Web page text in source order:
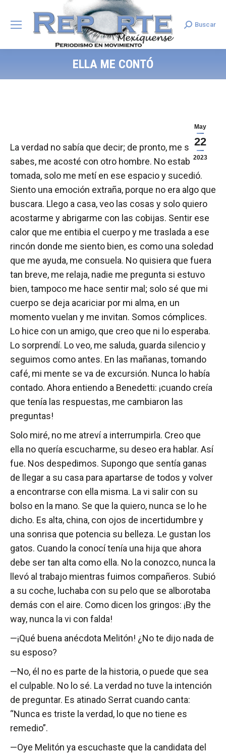
Search:
Buscar
ELLA ME CONTÓ
May
22
2023
La verdad no sabía que decir; de pronto, me soltó:
sabes, me acosté con otro hombre. No estaba
tomada, solo me metí en ese espacio y sucedió.
Siento una emoción extraña, porque no era algo que
buscara. Llego a casa, veo las cosas y solo quiero
acostarme y abrigarme con las cobijas. Sentir ese
calor que me entibia el cuerpo y me traslada a ese
rincón donde me siento bien, es como una soledad
que me ayuda, me consuela. No quisiera que fuera
tan breve, me relaja, nadie me pregunta si estuvo
bien, tampoco me hace sentir mal; solo sé que mi
cuerpo se deja acariciar por mi alma, en un
momento vuelan y me invitan. Somos cómplices.
Lo hice con un amigo, que creo que ni lo esperaba.
Lo sorprendí. Lo veo, me saluda, guarda silencio y
seguimos como antes. En las mañanas, tomando
café, mi mente se va de excursión. Nunca lo había
contado. Ahora entiendo a Benedetti: ¡cuando creía
que tenía las respuestas, me cambiaron las
preguntas!
Solo miré, no me atreví a interrumpirla. Creo que
ella no quería escucharme, su deseo era hablar. Así
fue. Nos despedimos. Supongo que sentía ganas
de llegar a su casa para apartarse de todos y volver
a encontrarse con ella misma. La vi salir con su
bolso en la mano. Se que la quiero, nunca se lo he
dicho. Es alta, china, con ojos de incertidumbre y
una sonrisa que potencia su belleza. Le gustan los
gatos. Cuando la conocí tenía una hija que ahora
debe ser tan alta como ella. No la conozco, nunca la
llevó al trabajo mientras fuimos compañeros. Subió
a su coche, luchaba con su pelo que se alborotaba
demás con el aire. Como dicen los gringos: ¡By the
way, nunca la vi con falda!
—¡Qué buena anécdota Melitón! ¿No te dijo nada de
su esposo?
—No, él no es parte de la historia, o puede que sea
el culpable. No lo sé. La verdad no tuve la intención
de preguntar. Es atinado Serrat cuando canta:
“Nunca es triste la verdad, lo que no tiene es
remedio”.
—Oye Melitón ya escuchaste que la candidata del